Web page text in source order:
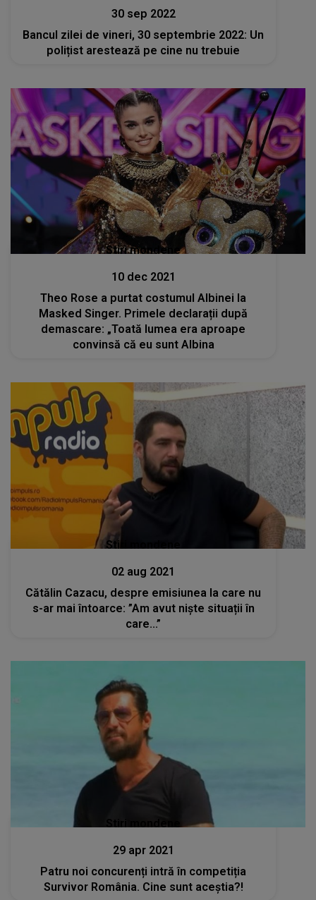
30 sep 2022
Bancul zilei de vineri, 30 septembrie 2022: Un
polițist arestează pe cine nu trebuie
Stiri mondene
10 dec 2021
Theo Rose a purtat costumul Albinei la
Masked Singer. Primele declarații după
demascare: „Toată lumea era aproape
convinsă că eu sunt Albina
Stiri mondene
02 aug 2021
Cătălin Cazacu, despre emisiunea la care nu
s-ar mai întoarce: ”Am avut niște situații în
care...”
Stiri mondene
29 apr 2021
Patru noi concurenți intră în competiția
Survivor România. Cine sunt aceștia?!